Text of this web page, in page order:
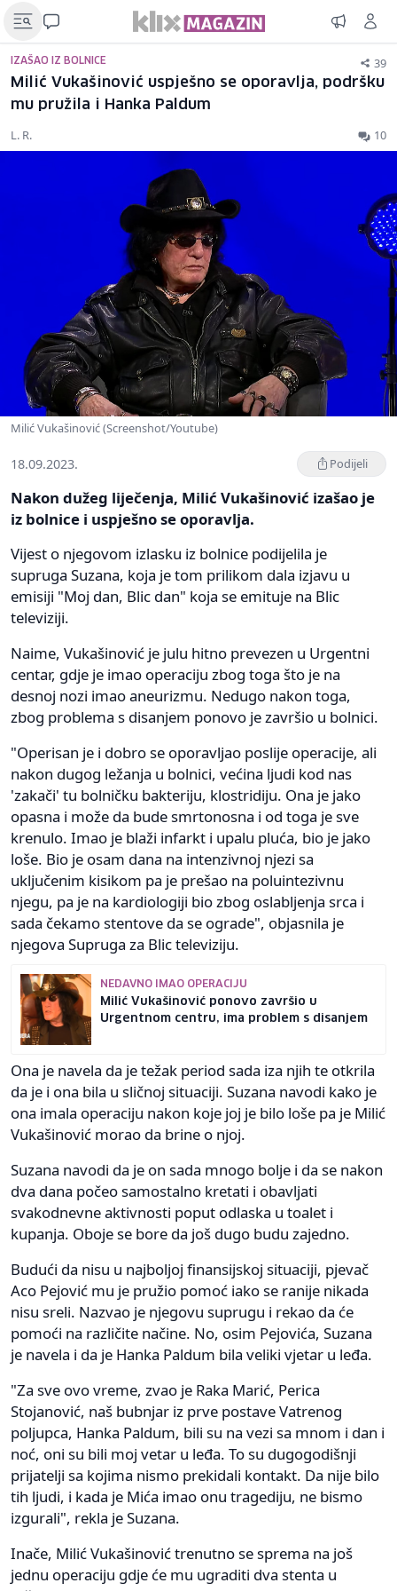
IZAŠAO IZ BOLNICE 39
Milić Vukašinović uspješno se oporavlja, podršku
mu pružila i Hanka Paldum
L. R. 10
Milić Vukašinović (Screenshot/Youtube)
18.09.2023. Podijeli
Nakon dužeg liječenja, Milić Vukašinović izašao je
iz bolnice i uspješno se oporavlja.
Vijest o njegovom izlasku iz bolnice podijelila je
supruga Suzana, koja je tom prilikom dala izjavu u
emisiji "Moj dan, Blic dan" koja se emituje na Blic
televiziji.
Naime, Vukašinović je julu hitno prevezen u Urgentni
centar, gdje je imao operaciju zbog toga što je na
desnoj nozi imao aneurizmu. Nedugo nakon toga,
zbog problema s disanjem ponovo je završio u bolnici.
"Operisan je i dobro se oporavljao poslije operacije, ali
nakon dugog ležanja u bolnici, većina ljudi kod nas
'zakači' tu bolničku bakteriju, klostridiju. Ona je jako
opasna i može da bude smrtonosna i od toga je sve
krenulo. Imao je blaži infarkt i upalu pluća, bio je jako
loše. Bio je osam dana na intenzivnoj njezi sa
uključenim kisikom pa je prešao na poluintezivnu
njegu, pa je na kardiologiji bio zbog oslabljenja srca i
sada čekamo stentove da se ograde", objasnila je
njegova Supruga za Blic televiziju.
NEDAVNO IMAO OPERACIJU
Milić Vukašinović ponovo završio u
Urgentnom centru, ima problem s disanjem
Ona je navela da je težak period sada iza njih te otkrila
da je i ona bila u sličnoj situaciji. Suzana navodi kako je
ona imala operaciju nakon koje joj je bilo loše pa je Milić
Vukašinović morao da brine o njoj.
Suzana navodi da je on sada mnogo bolje i da se nakon
dva dana počeo samostalno kretati i obavljati
svakodnevne aktivnosti poput odlaska u toalet i
kupanja. Oboje se bore da još dugo budu zajedno.
Budući da nisu u najboljoj finansijskoj situaciji, pjevač
Aco Pejović mu je pružio pomoć iako se ranije nikada
nisu sreli. Nazvao je njegovu suprugu i rekao da će
pomoći na različite načine. No, osim Pejovića, Suzana
je navela i da je Hanka Paldum bila veliki vjetar u leđa.
"Za sve ovo vreme, zvao je Raka Marić, Perica
Stojanović, naš bubnjar iz prve postave Vatrenog
poljupca, Hanka Paldum, bili su na vezi sa mnom i dan i
noć, oni su bili moj vetar u leđa. To su dugogodišnji
prijatelji sa kojima nismo prekidali kontakt. Da nije bilo
tih ljudi, i kada je Mića imao onu tragediju, ne bismo
izgurali", rekla je Suzana.
Inače, Milić Vukašinović trenutno se sprema na još
jednu operaciju gdje će mu ugraditi dva stenta u